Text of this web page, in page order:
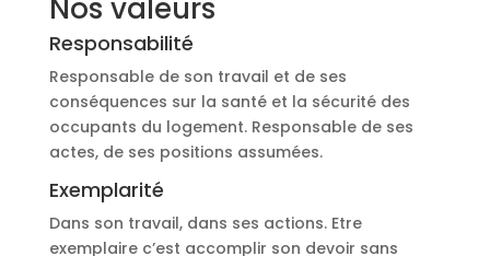
Nos valeurs
Responsabilité
Responsable de son travail et de ses
conséquences sur la santé et la sécurité des
occupants du logement. Responsable de ses
actes, de ses positions assumées.
Exemplarité
Dans son travail, dans ses actions. Etre
exemplaire c’est accomplir son devoir sans